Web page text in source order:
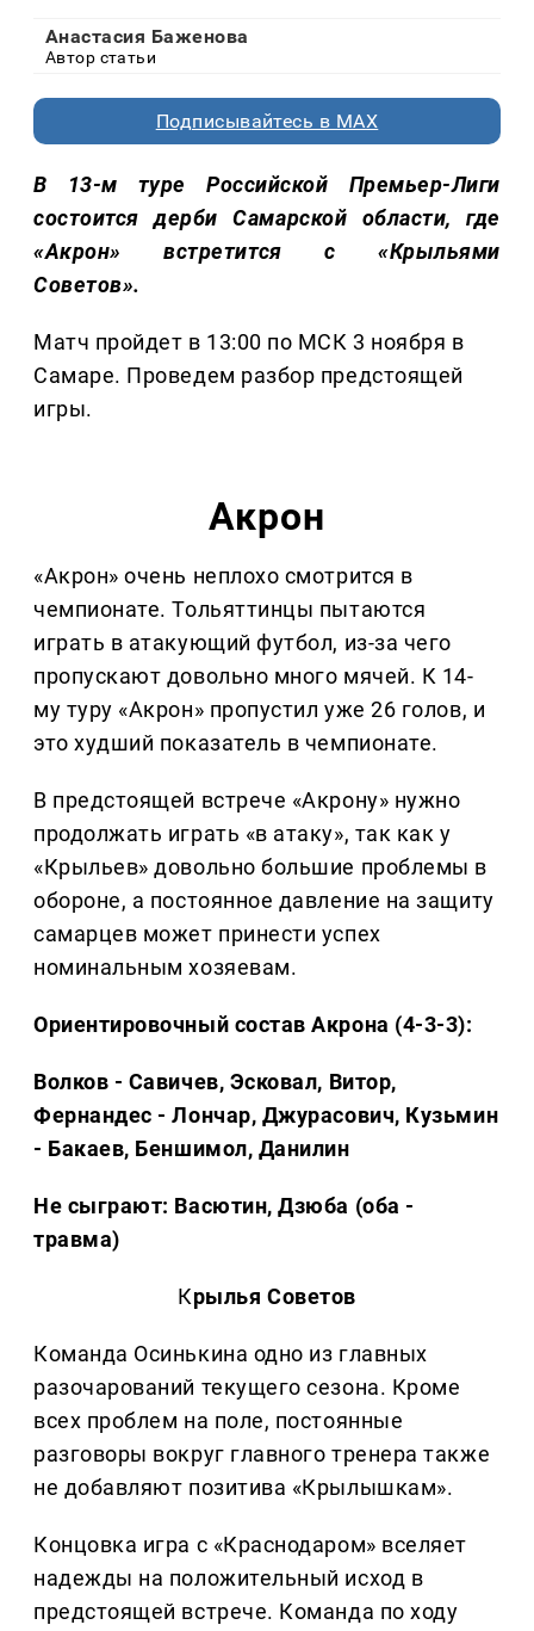
Анастасия Баженова
Автор статьи
Подписывайтесь в MAX
В 13-м туре Российской Премьер-Лиги
состоится дерби Самарской области, где
«Акрон» встретится с «Крыльями
Советов».
Матч пройдет в 13:00 по МСК 3 ноября в
Самаре. Проведем разбор предстоящей
игры.
Акрон
«Акрон» очень неплохо смотрится в
чемпионате. Тольяттинцы пытаются
играть в атакующий футбол, из-за чего
пропускают довольно много мячей. К 14-
му туру «Акрон» пропустил уже 26 голов, и
это худший показатель в чемпионате.
В предстоящей встрече «Акрону» нужно
продолжать играть «в атаку», так как у
«Крыльев» довольно большие проблемы в
обороне, а постоянное давление на защиту
самарцев может принести успех
номинальным хозяевам.
Ориентировочный состав Акрона (4-3-3):
Волков - Савичев, Эсковал, Витор,
Фернандес - Лончар, Джурасович, Кузьмин
- Бакаев, Беншимол, Данилин
Не сыграют: Васютин, Дзюба (оба -
травма)
Крылья Советов
Команда Осинькина одно из главных
разочарований текущего сезона. Кроме
всех проблем на поле, постоянные
разговоры вокруг главного тренера также
не добавляют позитива «Крылышкам».
Концовка игра с «Краснодаром» вселяет
надежды на положительный исход в
предстоящей встрече. Команда по ходу